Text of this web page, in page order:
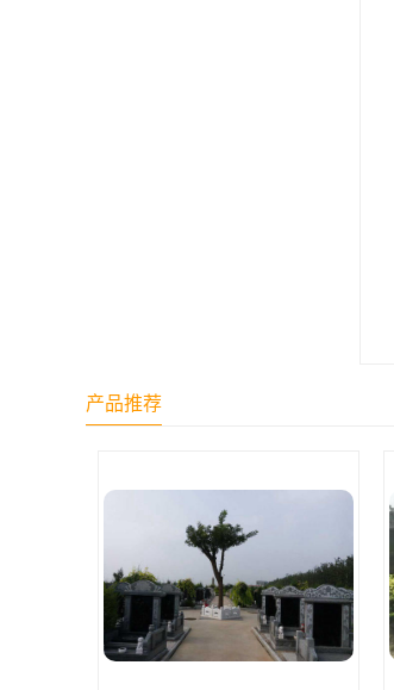
天津寝园
永安陵人文纪念园
永安陵
天津殡葬服务
产品推荐